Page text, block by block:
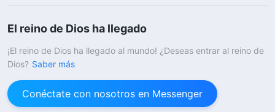
El reino de Dios ha llegado
¡El reino de Dios ha llegado al mundo! ¿Deseas entrar al reino de
Dios? Saber más
Conéctate con nosotros en Messenger